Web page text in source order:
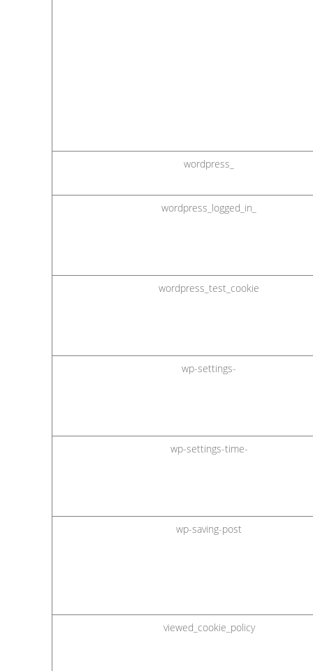
wordpress_
wordpress_logged_in_
wordpress_test_cookie
wp-settings-
wp-settings-time-
wp-saving-post
viewed_cookie_policy